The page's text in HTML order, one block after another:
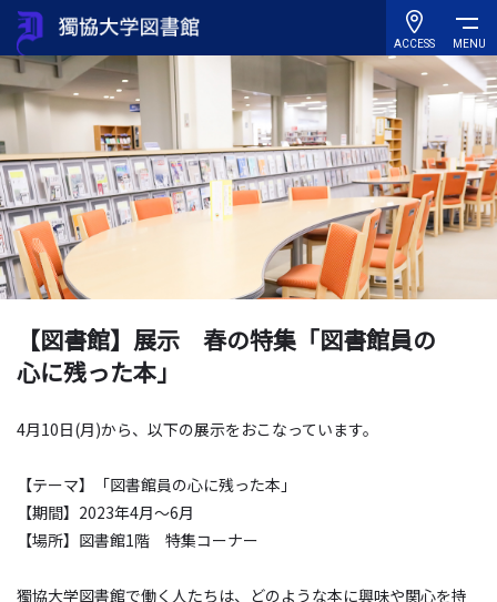
ACCESS MENU
【図書館】展示 春の特集「図書館員の
心に残った本」
4月10日(月)から、以下の展示をおこなっています。
【テーマ】「図書館員の心に残った本」
【期間】 2023年4月～6月
【場所】図書館1階 特集コーナー
獨協大学図書館で働く人たちは、どのような本に興味や関心を持